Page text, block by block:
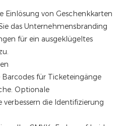
Einlösung von Geschenkkarten
das Unternehmensbranding
für ein ausgeklügeltes
für Ticketeingänge
Optionale
verbessern die Identifizierung